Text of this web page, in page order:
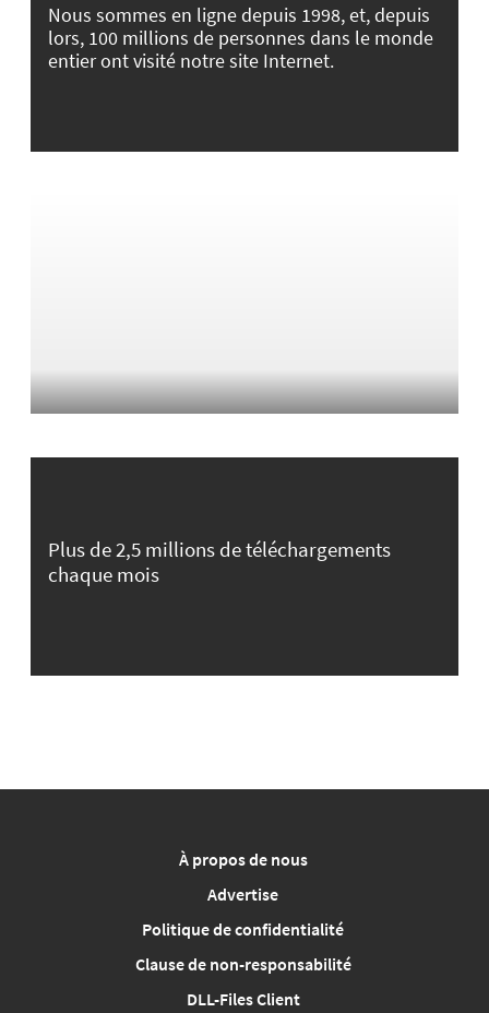
Nous sommes en ligne depuis 1998, et, depuis
lors, 100 millions de personnes dans le monde
entier ont visité notre site Internet.
Plus de 2,5 millions de téléchargements
chaque mois
À propos de nous
Advertise
Politique de confidentialité
Clause de non-responsabilité
DLL-Files Client